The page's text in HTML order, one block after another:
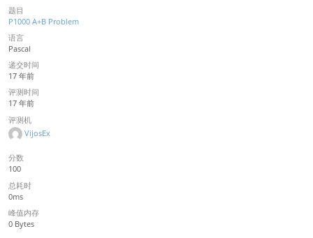
题目
P1000 A+B Problem
语言
Pascal
递交时间
17 年前
评测时间
17 年前
评测机
VijosEx
分数
100
总耗时
0ms
峰值内存
0 Bytes